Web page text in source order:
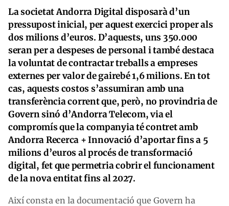
La societat Andorra Digital disposarà d’un
pressupost inicial, per aquest exercici proper als
dos milions d’euros. D’aquests, uns 350.000
seran per a despeses de personal i també destaca
la voluntat de contractar treballs a empreses
externes per valor de gairebé 1,6 milions. En tot
cas, aquests costos s’assumiran amb una
transferència corrent que, però, no provindria de
Govern sinó d’Andorra Telecom, via el
compromís que la companyia té contret amb
Andorra Recerca + Innovació d’aportar fins a 5
milions d’euros al procés de transformació
digital, fet que permetria cobrir el funcionament
de la nova entitat fins al 2027.
Així consta en la documentació que Govern ha